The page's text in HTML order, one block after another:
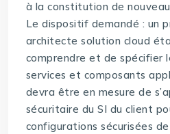
à la constitution de
Le dispositif demandé : un
architecte solution cloud
comprendre et de spécifier
services et composants
devra être en mesure de
sécuritaire du SI du client
configurations sécurisées